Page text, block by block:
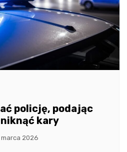
policję, podając
kary
marca 2026